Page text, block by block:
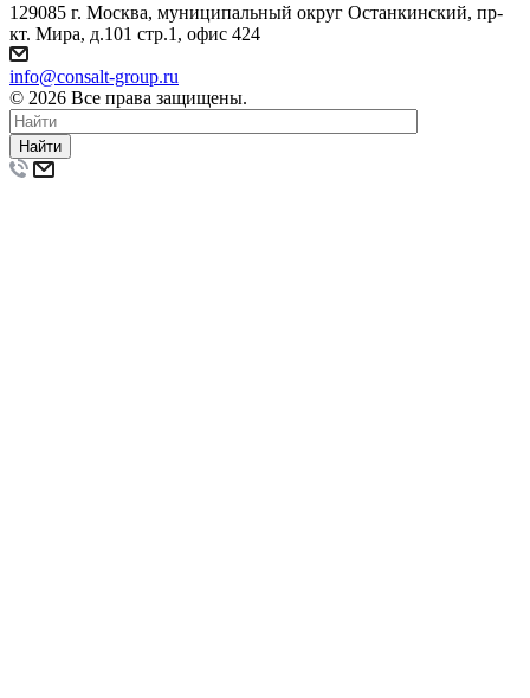
129085 г. Москва, муниципальный округ Останкинский, пр-
кт. Мира, д.101 стр.1, офис 424
info@consalt-group.ru
© 2026 Все права защищены.
Найти